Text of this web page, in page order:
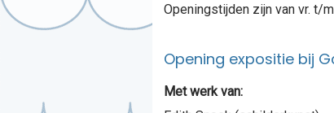
Openingstijden zijn van vr. t/
Opening expositie bij
Met werk van: